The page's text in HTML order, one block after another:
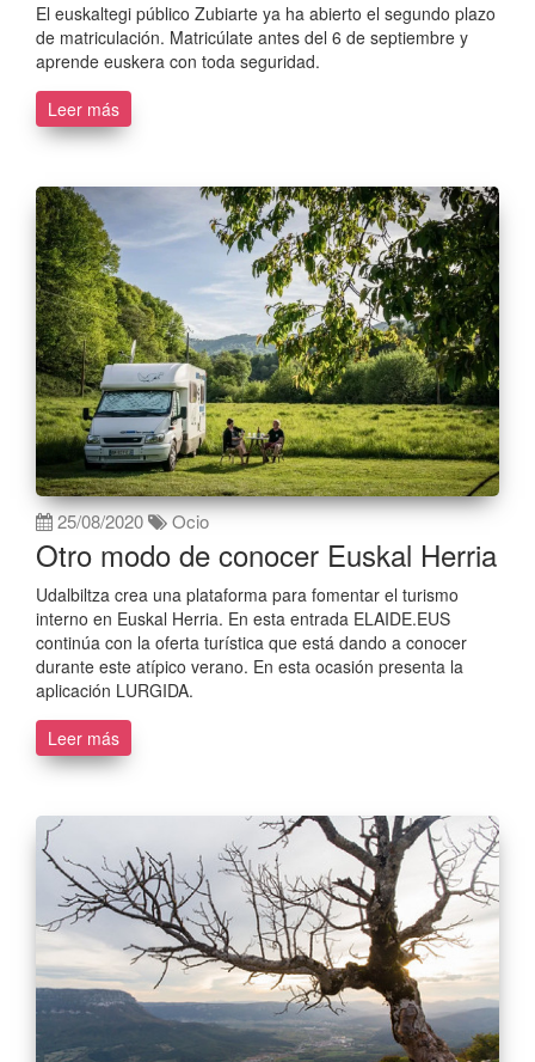
El euskaltegi público Zubiarte ya ha abierto el segundo plazo
de matriculación. Matricúlate antes del 6 de septiembre y
aprende euskera con toda seguridad.
Leer más
25/08/2020 Ocio
Otro modo de conocer Euskal Herria
Udalbiltza crea una plataforma para fomentar el turismo
interno en Euskal Herria. En esta entrada ELAIDE.EUS
continúa con la oferta turística que está dando a conocer
durante este atípico verano. En esta ocasión presenta la
aplicación LURGIDA.
Leer más